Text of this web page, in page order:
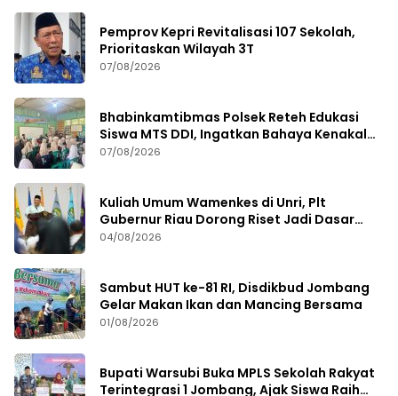
Pemprov Kepri Revitalisasi 107 Sekolah,
Prioritaskan Wilayah 3T
07/08/2026
Bhabinkamtibmas Polsek Reteh Edukasi
Siswa MTS DDI, Ingatkan Bahaya Kenakalan
Remaja
07/08/2026
Kuliah Umum Wamenkes di Unri, Plt
Gubernur Riau Dorong Riset Jadi Dasar
Kebijakan Kesehatan
04/08/2026
Sambut HUT ke-81 RI, Disdikbud Jombang
Gelar Makan Ikan dan Mancing Bersama
01/08/2026
Bupati Warsubi Buka MPLS Sekolah Rakyat
Terintegrasi 1 Jombang, Ajak Siswa Raih